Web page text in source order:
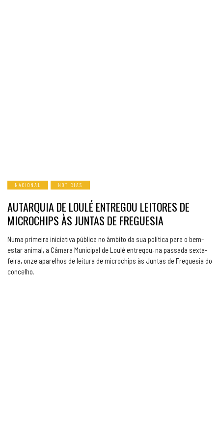
NACIONAL NOTICIAS
AUTARQUIA DE LOULÉ ENTREGOU LEITORES DE
MICROCHIPS ÀS JUNTAS DE FREGUESIA
Numa primeira iniciativa pública no âmbito da sua política para o bem-
estar animal, a Câmara Municipal de Loulé entregou, na passada sexta-
feira, onze aparelhos de leitura de microchips às Juntas de Freguesia do
concelho.